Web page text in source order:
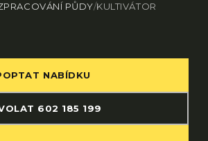
PŮDY/KULTIVÁTOR
NABÍDKU
602 185 199